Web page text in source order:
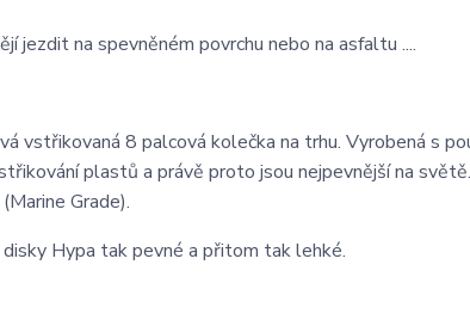
jezdit na spevněném povrchu nebo na asfaltu ....
vstřikovaná 8 palcová kolečka na trhu. Vyrobená s
plastů a právě proto jsou nejpevnější na
Grade).
Hypa tak pevné a přitom tak lehké.